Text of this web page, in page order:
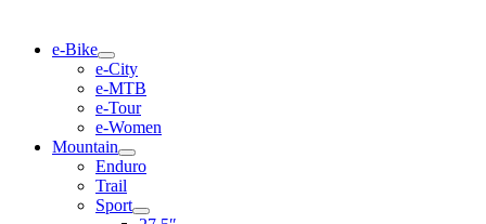
e-Bike
e-City
e-MTB
e-Tour
e-Women
Mountain
Enduro
Trail
Sport